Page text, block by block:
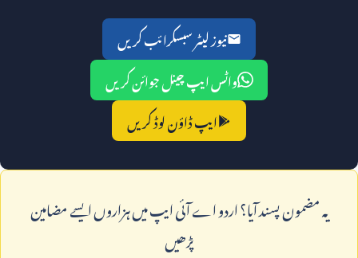
نیوز لیٹر سبسکرائب کریں
واٹس ایپ چینل جوائن کریں
ایپ ڈاؤن لوڈ کریں
يہ مضمون پسند آيا؟ اردو اے آئی ايپ ميں ہزاروں ايسے مضامين
پڑھيں